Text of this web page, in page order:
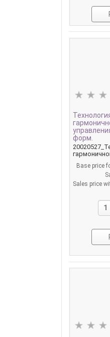
форм.
Base price
Sales price